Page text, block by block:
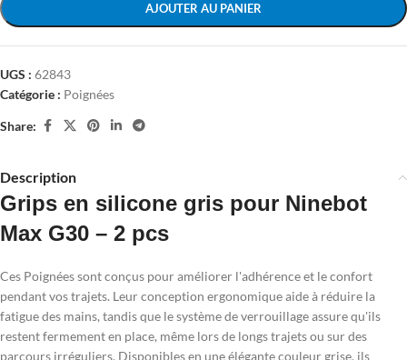
AJOUTER AU PANIER
UGS : 62843
Catégorie : Poignées
Share:
Description
Grips en silicone gris pour Ninebot
Max G30 – 2 pcs
Ces Poignées sont conçus pour améliorer l'adhérence et le confort
pendant vos trajets. Leur conception ergonomique aide à réduire la
fatigue des mains, tandis que le système de verrouillage assure qu'ils
restent fermement en place, même lors de longs trajets ou sur des
parcours irréguliers. Disponibles en une élégante couleur grise, ils